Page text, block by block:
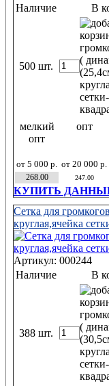
Наличие
В
500 шт.
мелкий
опт
от 5 000 р.
опт
от 20 000 р.
268.00
247.00
КУПИТЬ
Сетка для
круглая,ячейка
Артикул: 000244
Наличие
В
388 шт.